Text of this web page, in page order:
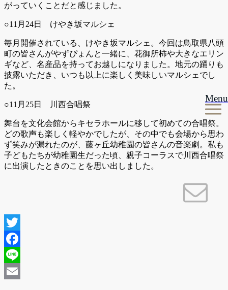
Menu
がっていくことだと感じました。
○11月24日 けやき坂マルシェ
毎月開催されている、けやき坂マルシェ。今回は鳥取県八頭
町の皆さんがやずぴょんと一緒に、花御所柿や大きなエリン
ギなど、名産品を持ってお越しになりました。地元の踊りも
披露いただき、いつも以上に楽しく美味しいマルシェでし
た。
○11月25日 川西合唱祭
舞台を文化会館からキセラホールに移して初めての合唱祭。
どの歌声も楽しく軽やかでしたが、その中でも会場から思わ
ず笑みが漏れたのが、藤ヶ丘幼稚園の皆さんの音楽劇。私も
子どもたちが幼稚園生だった頃、親子コーラスで川西合唱祭
に出演したときのことを思い出しました。